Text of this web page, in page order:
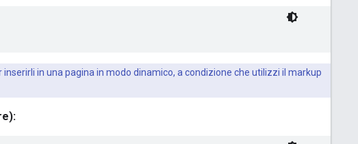
in una pagina in modo dinamico, a condizione che utilizzi il markup